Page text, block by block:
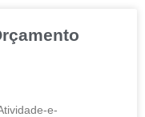
e-